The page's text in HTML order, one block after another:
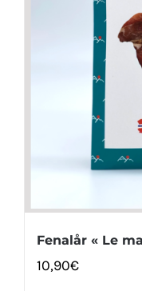
Fenalår « Le
10,90€